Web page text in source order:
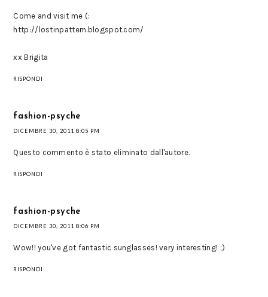
Come and visit me (:
http://lostinpattern.blogspot.com/
xx Brigita
RISPONDI
fashion-psyche
DICEMBRE 30, 2011 8:05 PM
Questo commento è stato eliminato dall'autore.
RISPONDI
fashion-psyche
DICEMBRE 30, 2011 8:06 PM
Wow!! you've got fantastic sunglasses! very interesting! ;)
RISPONDI